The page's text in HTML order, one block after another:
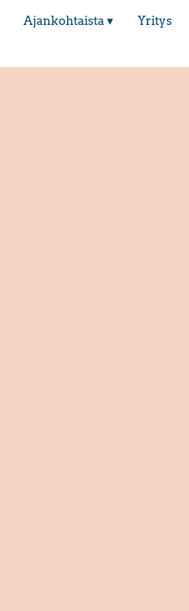
Ajankohtaista ▾ Yritys